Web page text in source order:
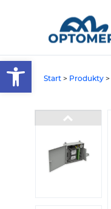
Open toolbar
Start > Produkty >